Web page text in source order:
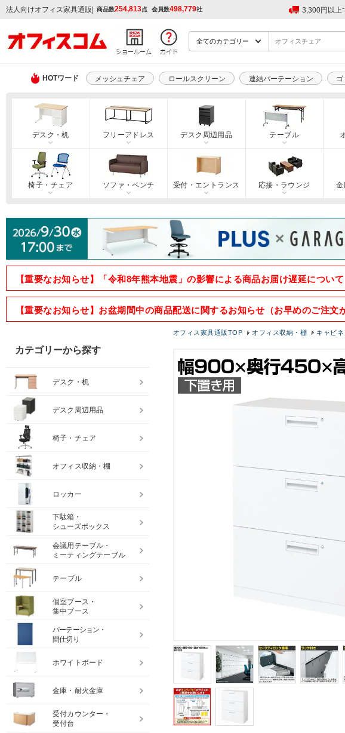
法人向けオフィス家具通販 | 商品数254,813点 会員数498,779社 3,300円以上
HOTワード メッシュチェア ロールスクリーン 連結パーテーション ゴ
デスク・机 フリーアドレス デスク周辺用品 テーブル
椅子・チェア ソファ・ベンチ 受付・エントランス 応接・ラウンジ 金
【重要なお知らせ】「令和8年熊本地震」の影響による商品お届け遅延について
【重要なお知らせ】お盆期間中の商品配送に関するお知らせ（お早めのご注文
オフィス家具通販TOP オフィス収納・棚 キャビ
カテゴリーから探す
デスク・机
デスク周辺用品
椅子・チェア
オフィス収納・棚
ロッカー
下駄箱・
シューズボックス
会議用テーブル・
ミーティングテーブル
テーブル
個室ブース・
集中ブース
パーテーション・
間仕切り
ホワイトボード
金庫・耐火金庫
受付カウンター・
受付台